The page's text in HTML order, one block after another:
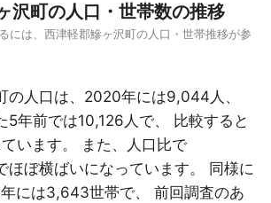
沢町の人口・世帯数の推移
には、西津軽郡鰺ヶ沢町の人口・世帯推移が参
の人口は、2020年には9,044人、
5年前では10,126人で、 比較すると
います。 また、人口比で
ほぼ横ばいになっています。 同様に
には3,643世帯で、 前回調査のあ